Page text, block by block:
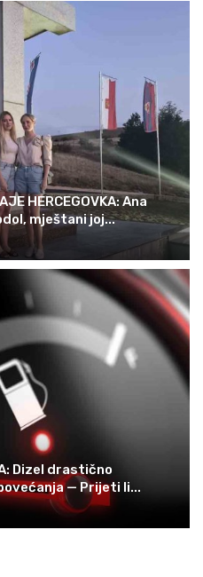
HERCEGOVKA: Ana
mještani joj...
Dizel drastično
— Prijeti li...